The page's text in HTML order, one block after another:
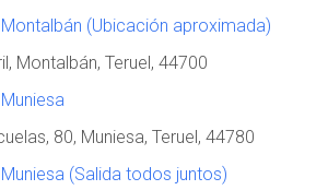
(Ubicación aproximada)
Montalbán, Teruel, 44700
80, Muniesa, Teruel, 44780
(Salida todos juntos)